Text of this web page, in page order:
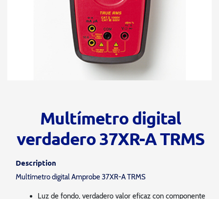
Multímetro digital
verdadero 37XR-A TRMS
Description
Multímetro digital Amprobe 37XR-A TRMS
Luz de fondo, verdadero valor eficaz con componente